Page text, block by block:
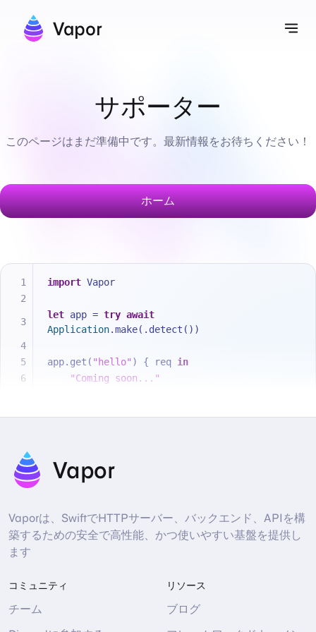
Vapor ナ
サポーター
このページはまだ準備中です。最新情報をお待ちください！
ホーム
import Vapor
let app = try await
Application.make(.detect())
app.get( "hello" ) { req in
"Coming soon..."
Vapor
Vaporは、SwiftでHTTPサーバー、バックエンド、APIを構
築するための安全で高性能、かつ使いやすい基盤を提供し
ます
コミュニティ
チーム
リソース
ブログ